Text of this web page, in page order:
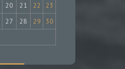
20 21 22
23
27 28 29
30